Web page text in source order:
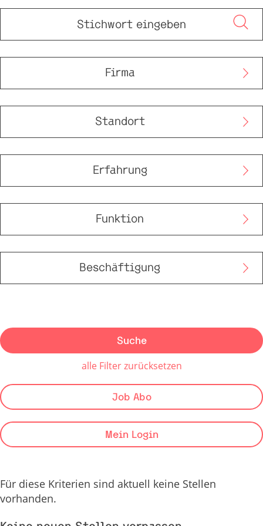
Firma
Standort
Erfahrung
Funktion
Beschäftigung
Job Abo
Mein Login
Suche
alle Filter zurücksetzen
Für diese Kriterien sind aktuell keine Stellen
vorhanden.